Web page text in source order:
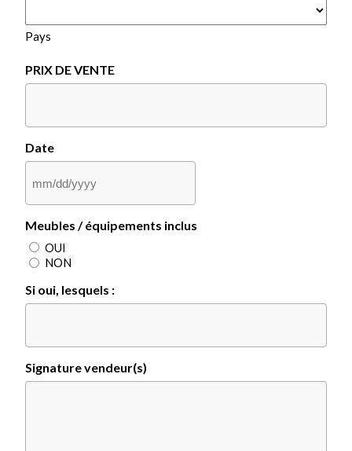
Pays
PRIX DE VENTE
Date
MM
slash
slash
YYYY
Meubles / équipements inclus
OUI
NON
Si oui, lesquels :
Signature vendeur(s)